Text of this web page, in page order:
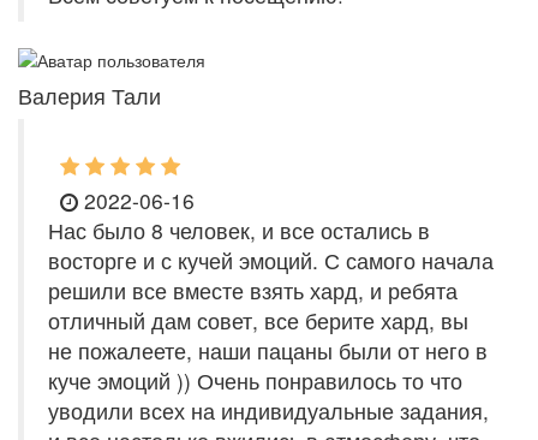
Валерия Тали
2022-06-16
Нас было 8 человек, и все остались в
восторге и с кучей эмоций. С самого начала
решили все вместе взять хард, и ребята
отличный дам совет, все берите хард, вы
не пожалеете, наши пацаны были от него в
куче эмоций )) Очень понравилось то что
уводили всех на индивидуальные задания,